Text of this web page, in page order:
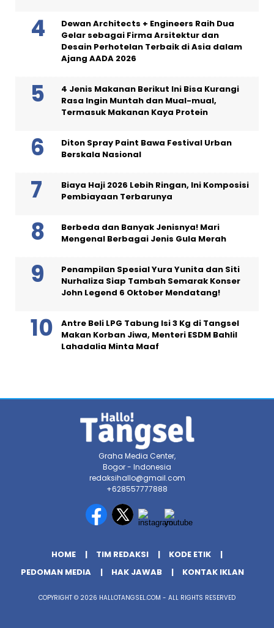
Dewan Architects + Engineers Raih Dua
Gelar sebagai Firma Arsitektur dan
Desain Perhotelan Terbaik di Asia dalam
Ajang AADA 2026
4 Jenis Makanan Berikut Ini Bisa Kurangi
Rasa Ingin Muntah dan Mual-mual,
Termasuk Makanan Kaya Protein
Diton Spray Paint Bawa Festival Urban
Berskala Nasional
Biaya Haji 2026 Lebih Ringan, Ini Komposisi
Pembiayaan Terbarunya
Berbeda dan Banyak Jenisnya! Mari
Mengenal Berbagai Jenis Gula Merah
Penampilan Spesial Yura Yunita dan Siti
Nurhaliza Siap Tambah Semarak Konser
John Legend 6 Oktober Mendatang!
Antre Beli LPG Tabung Isi 3 Kg di Tangsel
Makan Korban Jiwa, Menteri ESDM Bahlil
Lahadalia Minta Maaf
Graha Media Center,
Bogor - Indonesia
redaksihallo@gmail.com
+628557777888
HOME TIM REDAKSI
KODE ETIK
PEDOMAN MEDIA
HAK JAWAB KONTAK IKLAN
COPYRIGHT © 2026 HALLOTANGSEL.COM - ALL RIGHTS RESERVED